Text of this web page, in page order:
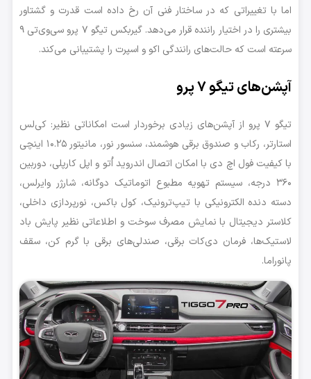
اما با تغییراتی که در ساختار فنی آن رخ داده است قدرت و گشتاور
بیشتری را در اختیار راننده قرار می‌دهد. گیربکس تیگو ۷ پرو سی‌وی‌تی ۹
سرعته است که حالت‌های رانندگی اکو و اسپرت را پشتیبانی می‌کند.
آپشن‌های تیگو ۷ پرو
تیگو ۷ پرو از آپشن‌های زیادی برخوردار است امکاناتی نظیر: کی‌لس
استارتر، رکاب و صندوق برقی هوشمند، سنسور نور، مانیتور ۱۰.۲۵ اینچی
با کیفیت فول اچ دی با امکان اتصال اندروید اُتو و اپل کارپلی، دوربین
۳۶۰ درجه، سیستم تهویه مطبوع اتوماتیک دوگانه، شارژر وایرلس،
دسته دنده الکترونیکی با تیپ‌ترونیک، کول باکس، نورپردازی داخلی،
کلاستر دیجیتال با نمایش مصرف سوخت و اطلاعاتی نظیر پایش باد
لاستیک‌ها، فرمان دی‌کات برقی، صندلی‌های برقی با گرم کن، سقف
پانوراما.